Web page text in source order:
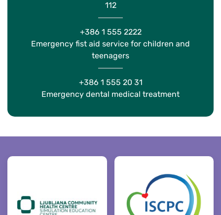
112
+386 1 555 2222
Emergency fist aid service for children and
teenagers
+386 1 555 20 31
Emergency dental medical treatment